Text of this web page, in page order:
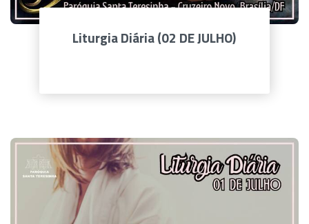
Liturgia Diária (02 DE JULHO)